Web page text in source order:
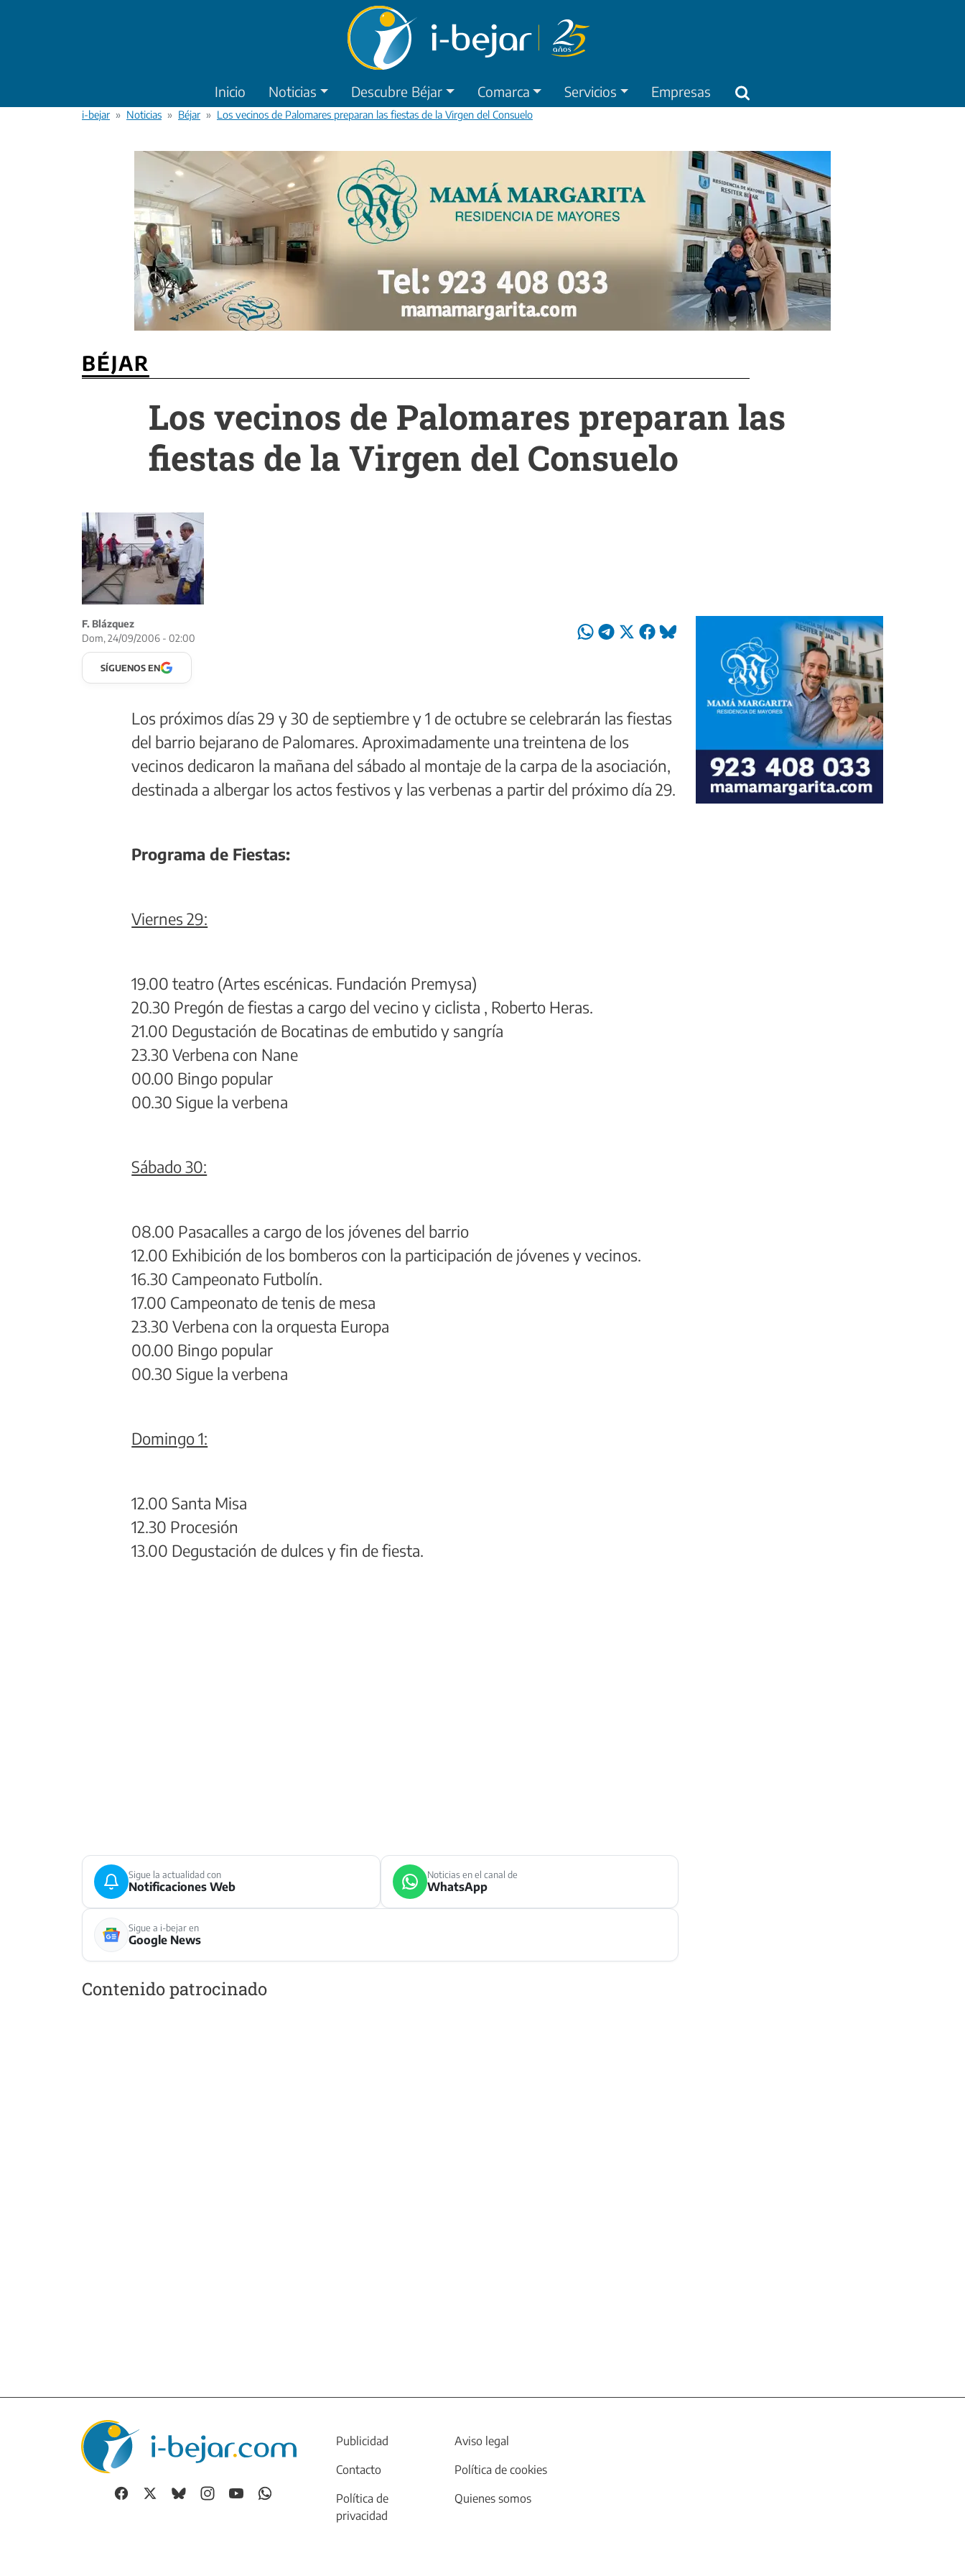
Inicio Noticias Descubre Béjar Comarca Servicios Empresas
i-bejar Noticias Béjar Los vecinos de Palomares preparan las fiestas de la Virgen del Consuelo
BÉJAR
Los vecinos de Palomares preparan las
fiestas de la Virgen del Consuelo
F. Blázquez
Dom, 24/09/2006 - 02:00
SÍGUENOS EN
Los próximos días 29 y 30 de septiembre y 1 de octubre se celebrarán las fiestas
del barrio bejarano de Palomares. Aproximadamente una treintena de los
vecinos dedicaron la mañana del sábado al montaje de la carpa de la asociación,
destinada a albergar los actos festivos y las verbenas a partir del próximo día 29.
Programa de Fiestas:
Viernes 29:
19.00 teatro (Artes escénicas. Fundación Premysa)
20.30 Pregón de fiestas a cargo del vecino y ciclista , Roberto Heras.
21.00 Degustación de Bocatinas de embutido y sangría
23.30 Verbena con Nane
00.00 Bingo popular
00.30 Sigue la verbena
Sábado 30:
08.00 Pasacalles a cargo de los jóvenes del barrio
12.00 Exhibición de los bomberos con la participación de jóvenes y vecinos.
16.30 Campeonato Futbolín.
17.00 Campeonato de tenis de mesa
23.30 Verbena con la orquesta Europa
00.00 Bingo popular
00.30 Sigue la verbena
Domingo 1:
12.00 Santa Misa
12.30 Procesión
13.00 Degustación de dulces y fin de fiesta.
Sigue la actualidad con
Notificaciones Web
Noticias en el canal de
WhatsApp
Sigue a i-bejar en
Google News
Contenido patrocinado
Publicidad
Aviso legal
Contacto
Política de cookies
Política de
privacidad
Quienes somos